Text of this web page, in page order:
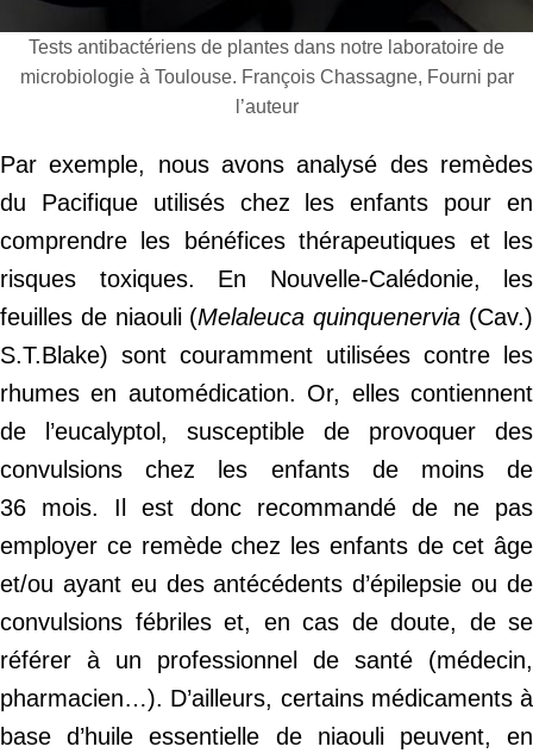
Tests antibactériens de plantes dans notre laboratoire de
microbiologie à Toulouse. François Chassagne, Fourni par
l’auteur
Par exemple, nous avons analysé des remèdes
du Pacifique utilisés chez les enfants pour en
comprendre les bénéfices thérapeutiques et les
risques toxiques. En Nouvelle-Calédonie, les
feuilles de niaouli (Melaleuca quinquenervia (Cav.)
S.T.Blake) sont couramment utilisées contre les
rhumes en automédication. Or, elles contiennent
de l’eucalyptol, susceptible de provoquer des
convulsions chez les enfants de moins de
36 mois. Il est donc recommandé de ne pas
employer ce remède chez les enfants de cet âge
et/ou ayant eu des antécédents d’épilepsie ou de
convulsions fébriles et, en cas de doute, de se
référer à un professionnel de santé (médecin,
pharmacien…). D’ailleurs, certains médicaments à
base d’huile essentielle de niaouli peuvent, en